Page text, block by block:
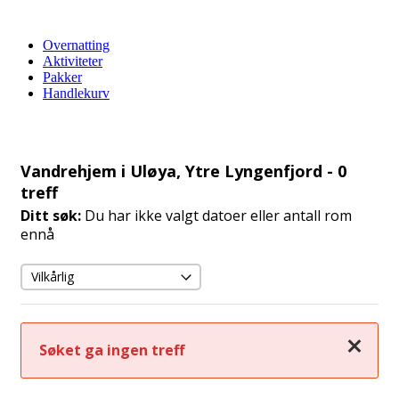
Overnatting
Aktiviteter
Pakker
Handlekurv
Vandrehjem i Uløya, Ytre Lyngenfjord - 0
treff
Ditt søk: Du har ikke valgt datoer eller antall rom
ennå
Lukk
Søket ga ingen treff